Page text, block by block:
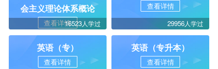
会主义理论体系概论
查看详情16523人学过
查看详情
29956人学过
英语（专）
查看详情
英语（专升本）
查看详情